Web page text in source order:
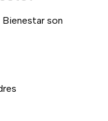
Bienestar son